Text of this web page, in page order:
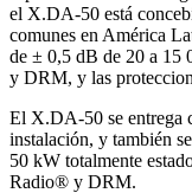
el X.DA-50 está
comunes en América
de ± 0,5 dB de 20 a
y DRM, y las
El X.DA-50 se entrega
instalación, y también
50 kW totalmente
Radio® y DRM.